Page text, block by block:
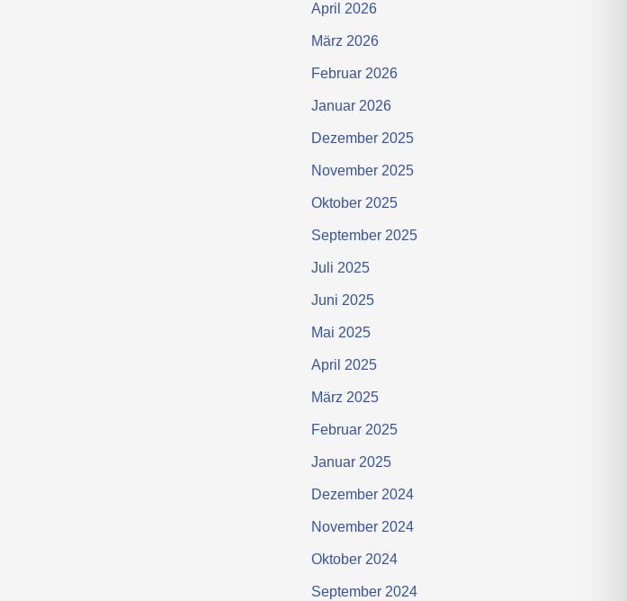
April 2026
März 2026
Februar 2026
Januar 2026
Dezember 2025
November 2025
Oktober 2025
September 2025
Juli 2025
Juni 2025
Mai 2025
April 2025
März 2025
Februar 2025
Januar 2025
Dezember 2024
November 2024
Oktober 2024
September 2024